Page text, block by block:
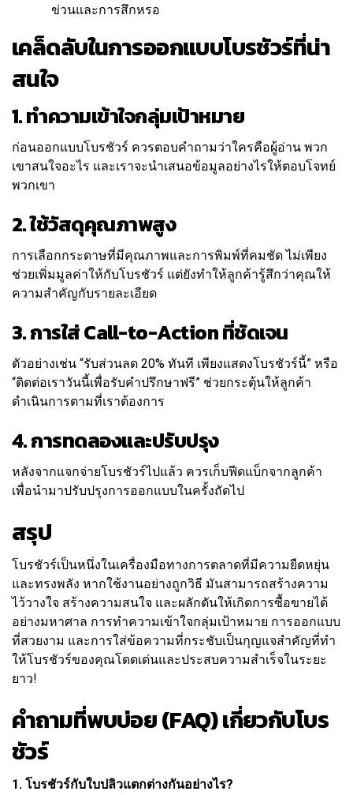
ข่วนและการสึกหรอ
เคล็ดลับในการออกแบบโบรชัวร์ที่น่า
สนใจ
1. ทำความเข้าใจกลุ่มเป้าหมาย
ก่อนออกแบบโบรชัวร์ ควรตอบคำถามว่าใครคือผู้อ่าน พวก
เขาสนใจอะไร และเราจะนำเสนอข้อมูลอย่างไรให้ตอบโจทย์
พวกเขา
2. ใช้วัสดุคุณภาพสูง
การเลือกกระดาษที่มีคุณภาพและการพิมพ์ที่คมชัด ไม่เพียง
ช่วยเพิ่มมูลค่าให้กับโบรชัวร์ แต่ยังทำให้ลูกค้ารู้สึกว่าคุณให้
ความสำคัญกับรายละเอียด
3. การใส่ Call-to-Action ที่ชัดเจน
ตัวอย่างเช่น “รับส่วนลด 20% ทันที เพียงแสดงโบรชัวร์นี้” หรือ
“ติดต่อเราวันนี้เพื่อรับคำปรึกษาฟรี” ช่วยกระตุ้นให้ลูกค้า
ดำเนินการตามที่เราต้องการ
4. การทดลองและปรับปรุง
หลังจากแจกจ่ายโบรชัวร์ไปแล้ว ควรเก็บฟีดแบ็กจากลูกค้า
เพื่อนำมาปรับปรุงการออกแบบในครั้งถัดไป
สรุป
โบรชัวร์เป็นหนึ่งในเครื่องมือทางการตลาดที่มีความยืดหยุ่น
และทรงพลัง หากใช้งานอย่างถูกวิธี มันสามารถสร้างความ
ไว้วางใจ สร้างความสนใจ และผลักดันให้เกิดการซื้อขายได้
อย่างมหาศาล การทำความเข้าใจกลุ่มเป้าหมาย การออกแบบ
ที่สวยงาม และการใส่ข้อความที่กระชับเป็นกุญแจสำคัญที่ทำ
ให้โบรชัวร์ของคุณโดดเด่นและประสบความสำเร็จในระยะ
ยาว!
คำถามที่พบบ่อย (FAQ) เกี่ยวกับโบร
ชัวร์
1. โบรชัวร์กับใบปลิวแตกต่างกันอย่างไร?